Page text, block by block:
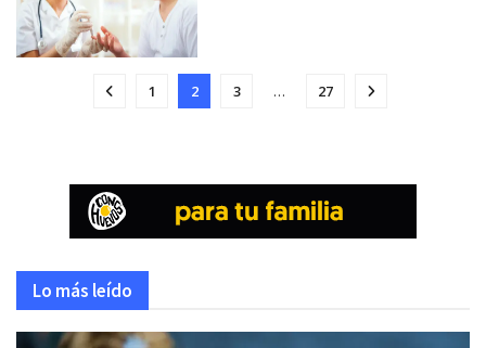
1 2 3 … 27
Lo más leído